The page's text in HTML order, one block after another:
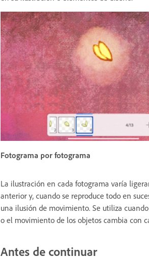
Fotograma por fotograma
La ilustración en cada fotograma varía
anterior y, cuando se reproduce todo en
una ilusión de movimiento. Se utiliza
o el movimiento de los objetos cambia con
Antes de continuar